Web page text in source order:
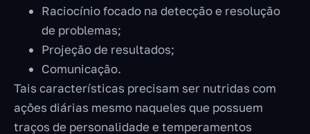
Raciocínio focado na detecção e resolução
de problemas;
Projeção de resultados;
Comunicação.
Tais características precisam ser nutridas com
ações diárias mesmo naqueles que possuem
traços de personalidade e temperamentos